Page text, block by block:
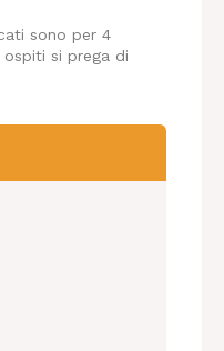
sono per 4
si prega di